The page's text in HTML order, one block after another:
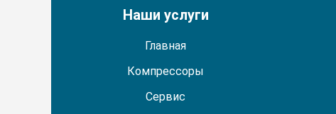
Наши услуги
Главная
Компрессоры
Сервис